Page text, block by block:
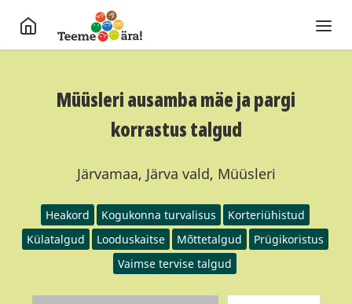
Müüsleri ausamba mäe ja pargi
korrastus talgud
Järvamaa, Järva vald, Müüsleri
Heakord Kogukonna turvalisus
Korteriühistud
Külatalgud
Looduskaitse Mõttetalgud
Prügikoristus
Vaimse tervise talgud